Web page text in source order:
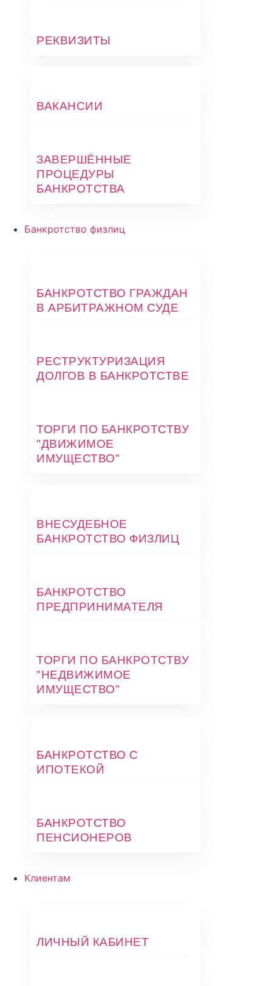
РЕКВИЗИТЫ
ВАКАНСИИ
ЗАВЕРШЁННЫЕ
ПРОЦЕДУРЫ
БАНКРОТСТВА
Банкротство физлиц
БАНКРОТСТВО ГРАЖДАН
В АРБИТРАЖНОМ СУДЕ
РЕСТРУКТУРИЗАЦИЯ
ДОЛГОВ В БАНКРОТСТВЕ
ТОРГИ ПО БАНКРОТСТВУ
"ДВИЖИМОЕ
ИМУЩЕСТВО"
ВНЕСУДЕБНОЕ
БАНКРОТСТВО ФИЗЛИЦ
БАНКРОТСТВО
ПРЕДПРИНИМАТЕЛЯ
ТОРГИ ПО БАНКРОТСТВУ
"НЕДВИЖИМОЕ
ИМУЩЕСТВО"
БАНКРОТСТВО С
ИПОТЕКОЙ
БАНКРОТСТВО
ПЕНСИОНЕРОВ
Клиентам
ЛИЧНЫЙ КАБИНЕТ